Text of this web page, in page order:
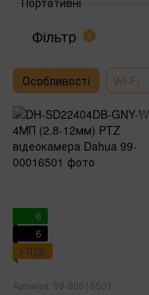
Фільтр 1
Особливості Wi-Fi
6
6
з ПДВ
Артикул: 99-00016501